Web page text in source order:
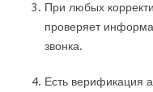
При любых
проверяет
звонка.
Есть верификация